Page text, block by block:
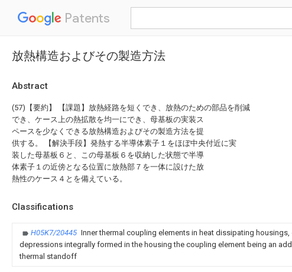
Patents
放熱構造およびその製造方法
Abstract
(57)【要約】 【課題】放熱経路を短くでき、放熱のための部品を削減
でき、ケース上の熱拡散を均一にでき、母基板の実装ス
ペースを少なくできる放熱構造およびその製造方法を提
供する。 【解決手段】発熱する半導体素子１をほぼ中央付近に実
装した母基板６と、この母基板６を収納した状態で半導
体素子１の近傍となる位置に放熱部７を一体に設けた放
熱性のケース４とを備えている。
Classifications
H05K7/20445 Inner thermal coupling elements in heat dissipating
depressions integrally formed in the housing the coupling element being an
thermal standoff